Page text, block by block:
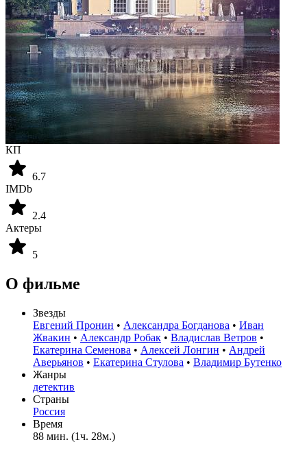
КП
6.7
IMDb
2.4
Актеры
5
О фильме
Звезды
Евгений Пронин • Александра Богданова • Иван
Жвакин • Александр Робак • Владислав Ветров •
Екатерина Семенова • Алексей Лонгин • Андрей
Аверьянов • Екатерина Стулова • Владимир Бутенко
Жанры
детектив
Страны
Россия
Время
88 мин. (1ч. 28м.)